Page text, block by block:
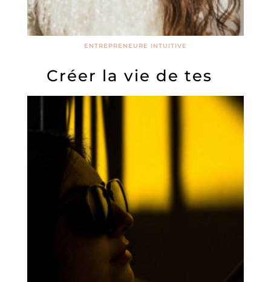
Créer la vie de tes
rêves grâce à la
manifestation
ENTREPRENEURE INTUITIVE